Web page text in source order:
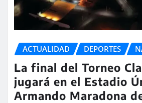
ACTUALIDAD DEPORTES
La final del Torneo
jugará en el Estadio
Armando Maradona